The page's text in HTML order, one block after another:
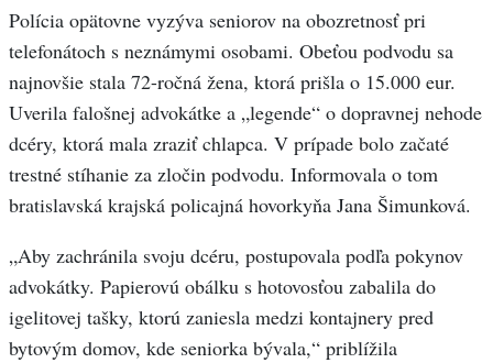
Polícia opätovne vyzýva seniorov na obozretnosť pri
telefonátoch s neznámymi osobami. Obeťou podvodu sa
najnovšie stala 72-ročná žena, ktorá prišla o 15.000 eur.
Uverila falošnej advokátke a „legende“ o dopravnej nehode
dcéry, ktorá mala zraziť chlapca. V prípade bolo začaté
trestné stíhanie za zločin podvodu. Informovala o tom
bratislavská krajská policajná hovorkyňa Jana Šimunková.
„Aby zachránila svoju dcéru, postupovala podľa pokynov
advokátky. Papierovú obálku s hotovosťou zabalila do
igelitovej tašky, ktorú zaniesla medzi kontajnery pred
bytovým domov, kde seniorka bývala,“ priblížila